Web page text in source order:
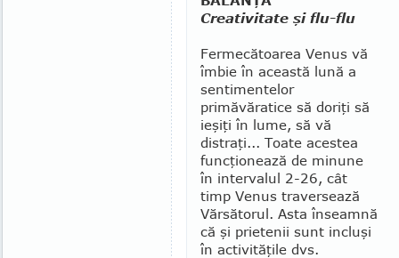
Creativitate şi flu-flu
Fermecătoarea Venus vă
îm­bie în această lună a
sentimentelor
primăvăratice să doriţi să
ieşiţi în lu­me, să vă
distraţi... Toate acestea
funcţionează de mi­nune
în intervalul 2-26, cât
timp Venus traver­sează
Vărsătorul. Asta înseamnă
că şi prietenii sunt incluşi
în activităţile dvs.